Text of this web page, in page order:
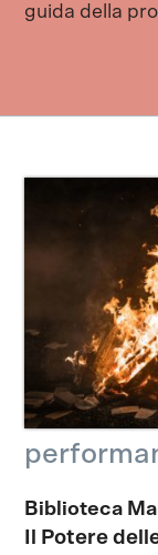
guida della
Biblioteca
Il Potere